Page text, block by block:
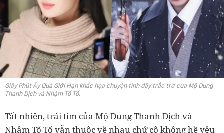
Giây Phút Ấy Quá Giới Hạn khắc họa chuyện tình đầy trắc trở của Mộ Dung
Thanh Dịch và Nhậm Tố Tố.
Tất nhiên, trái tim của Mộ Dung Thanh Dịch và
Nhậm Tố Tố vẫn thuộc về nhau chứ cô không hề yêu